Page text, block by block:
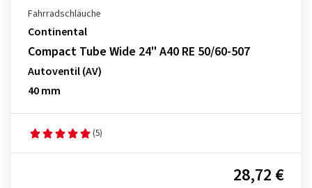
Fahrradschläuche
Continental
Compact Tube Wide 24" A40 RE 50/60-507
Autoventil (AV)
40 mm
(5)
28,72 €